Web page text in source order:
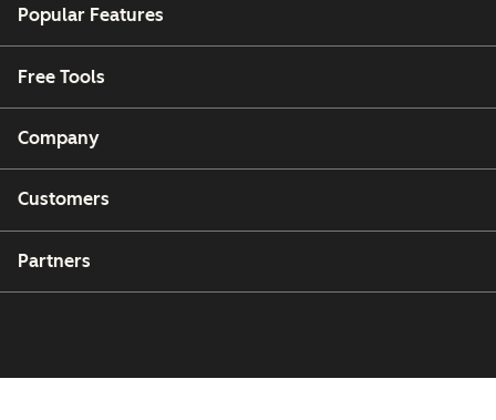
Popular Features
Free Tools
Company
Customers
Partners